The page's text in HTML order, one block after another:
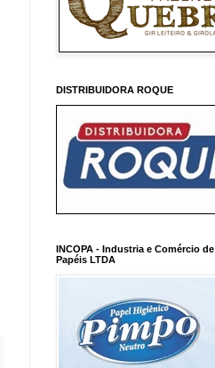
DISTRIBUIDORA ROQUE
INCOPA - Industria e Comércio de
Papéis LTDA